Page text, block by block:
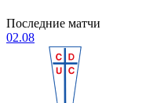
Последние матчи
02.08